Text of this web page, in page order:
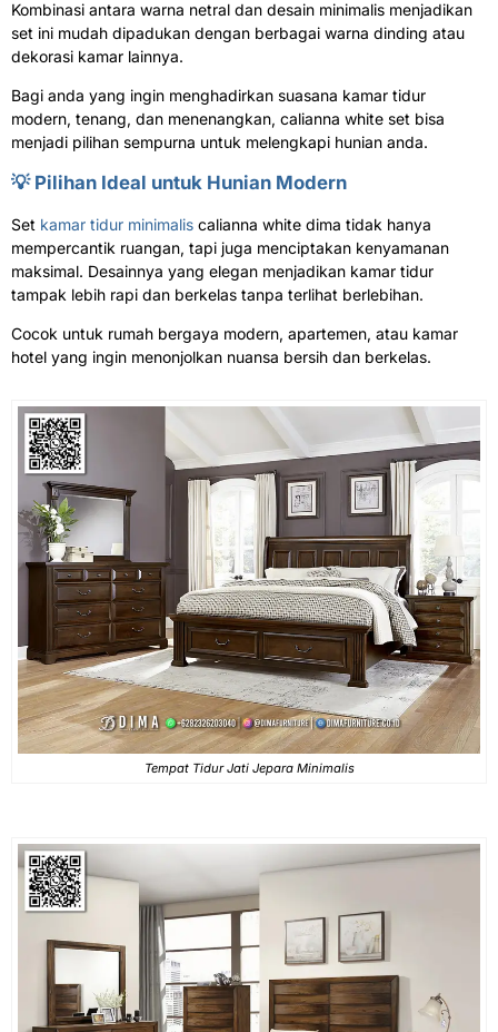
Kombinasi antara warna netral dan desain minimalis menjadikan
set ini mudah dipadukan dengan berbagai warna dinding atau
dekorasi kamar lainnya.
Bagi anda yang ingin menghadirkan suasana kamar tidur
modern, tenang, dan menenangkan, calianna white set bisa
menjadi pilihan sempurna untuk melengkapi hunian anda.
💡 Pilihan Ideal untuk Hunian Modern
Set kamar tidur minimalis calianna white dima tidak hanya
mempercantik ruangan, tapi juga menciptakan kenyamanan
maksimal. Desainnya yang elegan menjadikan kamar tidur
tampak lebih rapi dan berkelas tanpa terlihat berlebihan.
Cocok untuk rumah bergaya modern, apartemen, atau kamar
hotel yang ingin menonjolkan nuansa bersih dan berkelas.
Tempat Tidur Jati Jepara Minimalis